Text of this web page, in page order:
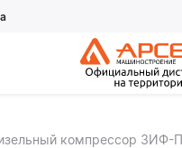
компрессор ЗИФ-